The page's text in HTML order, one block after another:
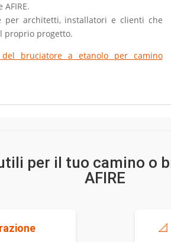
per architetti, installatori e clienti che
proprio progetto.
bruciatore a etanolo per camino
per il tuo camino o
AFIRE
📐